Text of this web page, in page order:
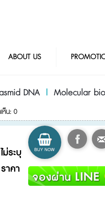
ABOUT US
DNA | Molecular
ห็น: 0
ไม่ระบุ
ราคา